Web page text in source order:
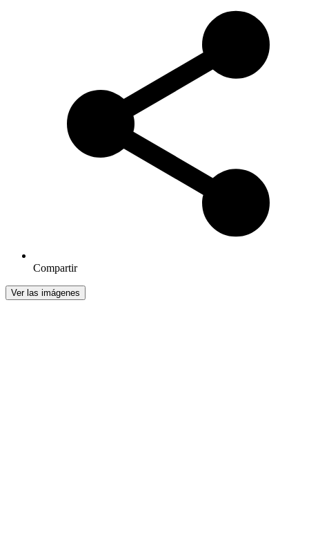
Compartir
Ver las imágenes